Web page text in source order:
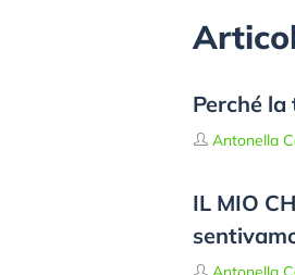
Perché
Antonella
IL MIO